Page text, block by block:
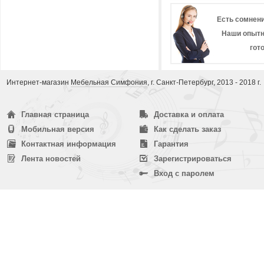
Есть
Наши
Интернет-магазин Мебельная Симфония, г. Санкт-Петербург, 2013 - 2018 г.
Главная страница
Мобильная версия
Контактная информация
Лента новостей
Доставка и оплата
Как сделать заказ
Гарантия
Зарегистрироваться
Вход с паролем